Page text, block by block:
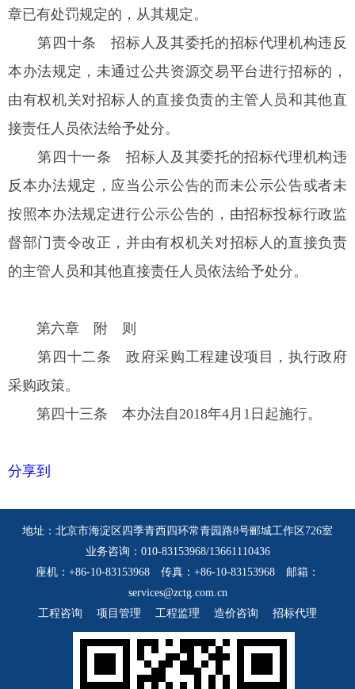
章已有处罚规定的，从其规定。
第四十条 招标人及其委托的招标代理机构违反
本办法规定，未通过公共资源交易平台进行招标的，
由有权机关对招标人的直接负责的主管人员和其他直
接责任人员依法给予处分。
第四十一条 招标人及其委托的招标代理机构违
反本办法规定，应当公示公告的而未公示公告或者未
按照本办法规定进行公示公告的，由招标投标行政监
督部门责令改正，并由有权机关对招标人的直接负责
的主管人员和其他直接责任人员依法给予处分。
第六章 附 则
第四十二条 政府采购工程建设项目，执行政府
采购政策。
第四十三条 本办法自2018年4月1日起施行。
分享到
地址：北京市海淀区四季青西四环常青园路8号郦城工作区726室
业务咨询：010-83153968/13661110436
座机：+86-10-83153968 传真：+86-10-83153968 邮箱：
services@zctg.com.cn
工程咨询
项目管理 工程监理 造价咨询 招标代理